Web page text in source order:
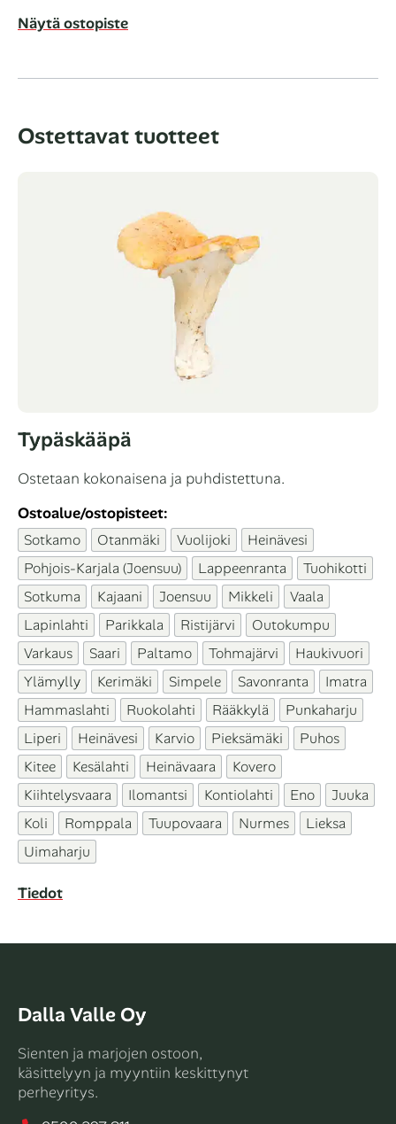
Näytä ostopiste
Ostettavat tuotteet
Typäskääpä
Ostetaan kokonaisena ja puhdistettuna.
Ostoalue/ostopisteet:
Sotkamo Otanmäki Vuolijoki
Heinävesi
Pohjois-Karjala (Joensuu)
Lappeenranta
Tuohikotti
Sotkuma
Kajaani Joensuu Mikkeli
Vaala
Lapinlahti
Parikkala Ristijärvi
Outokumpu
Varkaus
Saari Paltamo Tohmajärvi
Haukivuori
Ylämylly
Kerimäki Simpele Savonranta
Imatra
Hammaslahti
Ruokolahti Rääkkylä
Punkaharju
Liperi
Heinävesi Karvio Pieksämäki
Puhos
Kitee
Kesälahti Heinävaara
Kovero
Kiihtelysvaara
Ilomantsi Kontiolahti Eno
Juuka
Koli
Romppala Tuupovaara Nurmes
Lieksa
Uimaharju
Tiedot
Dalla Valle Oy
Sienten ja marjojen ostoon,
käsittelyyn ja myyntiin keskittynyt
perheyritys.